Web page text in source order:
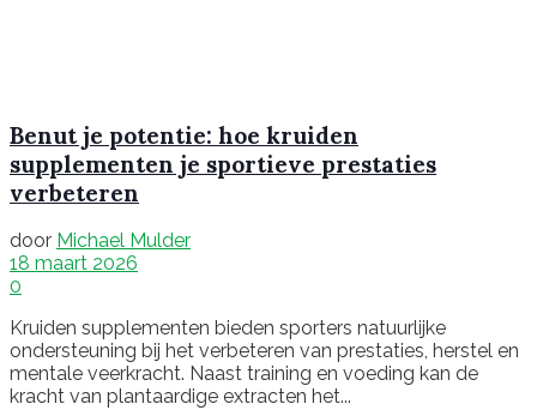
Benut je potentie: hoe kruiden
supplementen je sportieve prestaties
verbeteren
door Michael Mulder
18 maart 2026
0
Kruiden supplementen bieden sporters natuurlijke
ondersteuning bij het verbeteren van prestaties, herstel en
mentale veerkracht. Naast training en voeding kan de
kracht van plantaardige extracten het...